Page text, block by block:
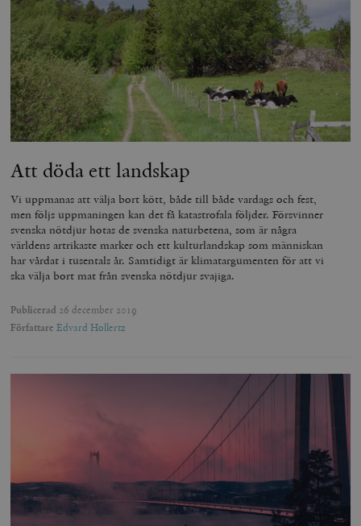
Att döda ett landskap
Vi uppmanas att välja bort kött, både till både vardags och fest,
men följs uppmaningen kan det få katastrofala följder. Försvinner
svenska nötdjur hotas de svenska naturbetena, som är några
världens artrikaste marker och ett kulturlandskap som människan
har vårdat i tusentals år. Samtidigt är klimatargumenten för att vi
ska välja bort mat från svenska nötdjur svajiga.
Publicerad 26 december 2019
Författare Edvard Hollertz